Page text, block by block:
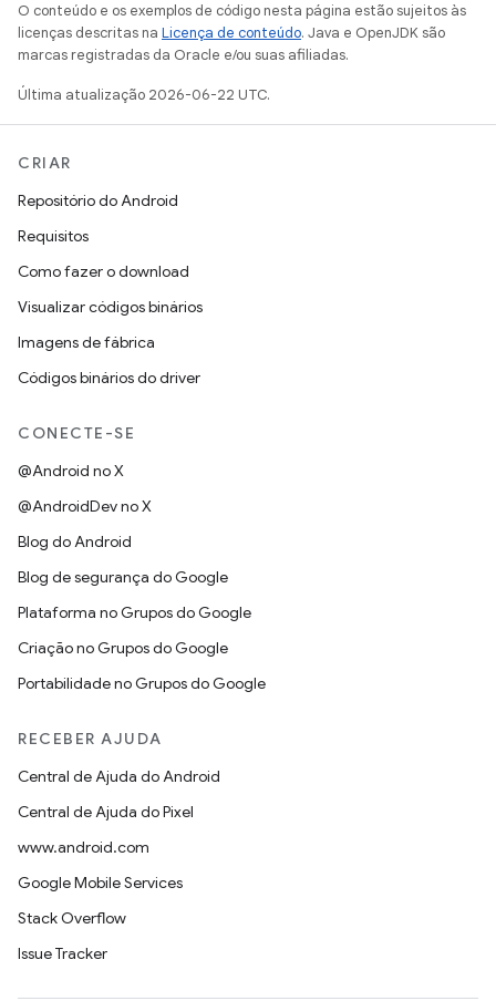
O conteúdo e os exemplos de código nesta página estão sujeitos às
licenças descritas na Licença de conteúdo. Java e OpenJDK são
marcas registradas da Oracle e/ou suas afiliadas.
Última atualização 2026-06-22 UTC.
CRIAR
Repositório do Android
Requisitos
Como fazer o download
Visualizar códigos binários
Imagens de fábrica
Códigos binários do driver
CONECTE-SE
@Android no X
@AndroidDev no X
Blog do Android
Blog de segurança do Google
Plataforma no Grupos do Google
Criação no Grupos do Google
Portabilidade no Grupos do Google
RECEBER AJUDA
Central de Ajuda do Android
Central de Ajuda do Pixel
www.android.com
Google Mobile Services
Stack Overflow
Issue Tracker